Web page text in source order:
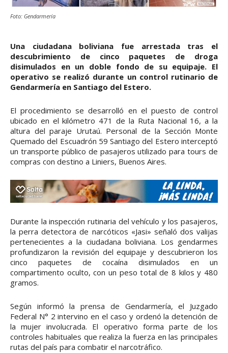
Foto: Gendarmería
Una ciudadana boliviana fue arrestada tras el
descubrimiento de cinco paquetes de droga
disimulados en un doble fondo de su equipaje. El
operativo se realizó durante un control rutinario de
Gendarmería en Santiago del Estero.
El procedimiento se desarrolló en el puesto de control
ubicado en el kilómetro 471 de la Ruta Nacional 16, a la
altura del paraje Urutaú. Personal de la Sección Monte
Quemado del Escuadrón 59 Santiago del Estero interceptó
un transporte público de pasajeros utilizado para tours de
compras con destino a Liniers, Buenos Aires.
Durante la inspección rutinaria del vehículo y los pasajeros,
la perra detectora de narcóticos «Jasi» señaló dos valijas
pertenecientes a la ciudadana boliviana. Los gendarmes
profundizaron la revisión del equipaje y descubrieron los
cinco paquetes de cocaína disimulados en un
compartimento oculto, con un peso total de 8 kilos y 480
gramos.
Según informó la prensa de Gendarmería, el Juzgado
Federal N° 2 intervino en el caso y ordenó la detención de
la mujer involucrada. El operativo forma parte de los
controles habituales que realiza la fuerza en las principales
rutas del país para combatir el narcotráfico.